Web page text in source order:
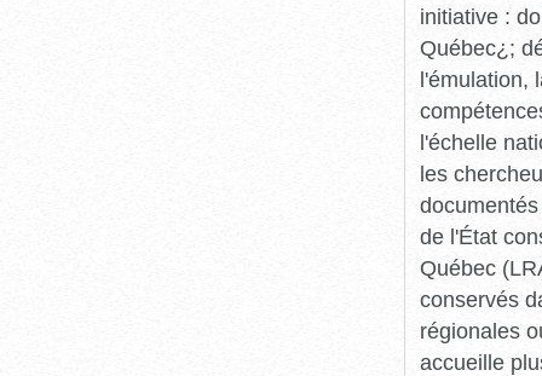
initiative :
Québec¿;
l'émulation,
l'échelle
les
de l'État
Québec
conservés
régionales
accueille